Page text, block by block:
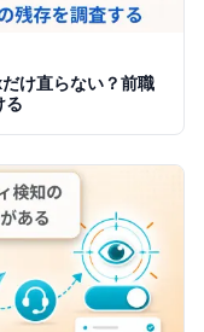
け直らない？前職
る